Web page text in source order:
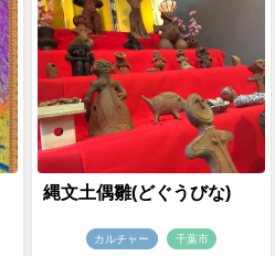
縄文土偶雛(どぐうびな)
カルチャー 千葉市